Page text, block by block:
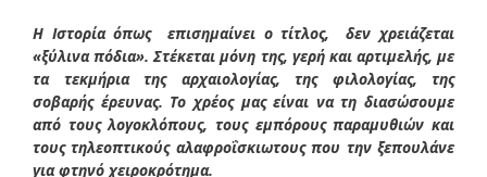
Η Ιστορία όπως επισημαίνει ο τίτλος, δεν χρειάζεται
«ξύλινα πόδια». Στέκεται μόνη της, γερή και αρτιμελής, με
τα τεκμήρια της αρχαιολογίας, της φιλολογίας, της
σοβαρής έρευνας. Το χρέος μας είναι να τη διασώσουμε
από τους λογοκλόπους, τους εμπόρους παραμυθιών και
τους τηλεοπτικούς αλαφροΐσκιωτους που την ξεπουλάνε
για φτηνό χειροκρότημα.